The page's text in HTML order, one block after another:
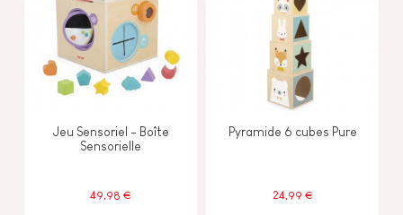
Jeu Sensoriel - Boîte
Sensorielle
49,98 €
Pyramide 6 cubes Pure
24,99 €